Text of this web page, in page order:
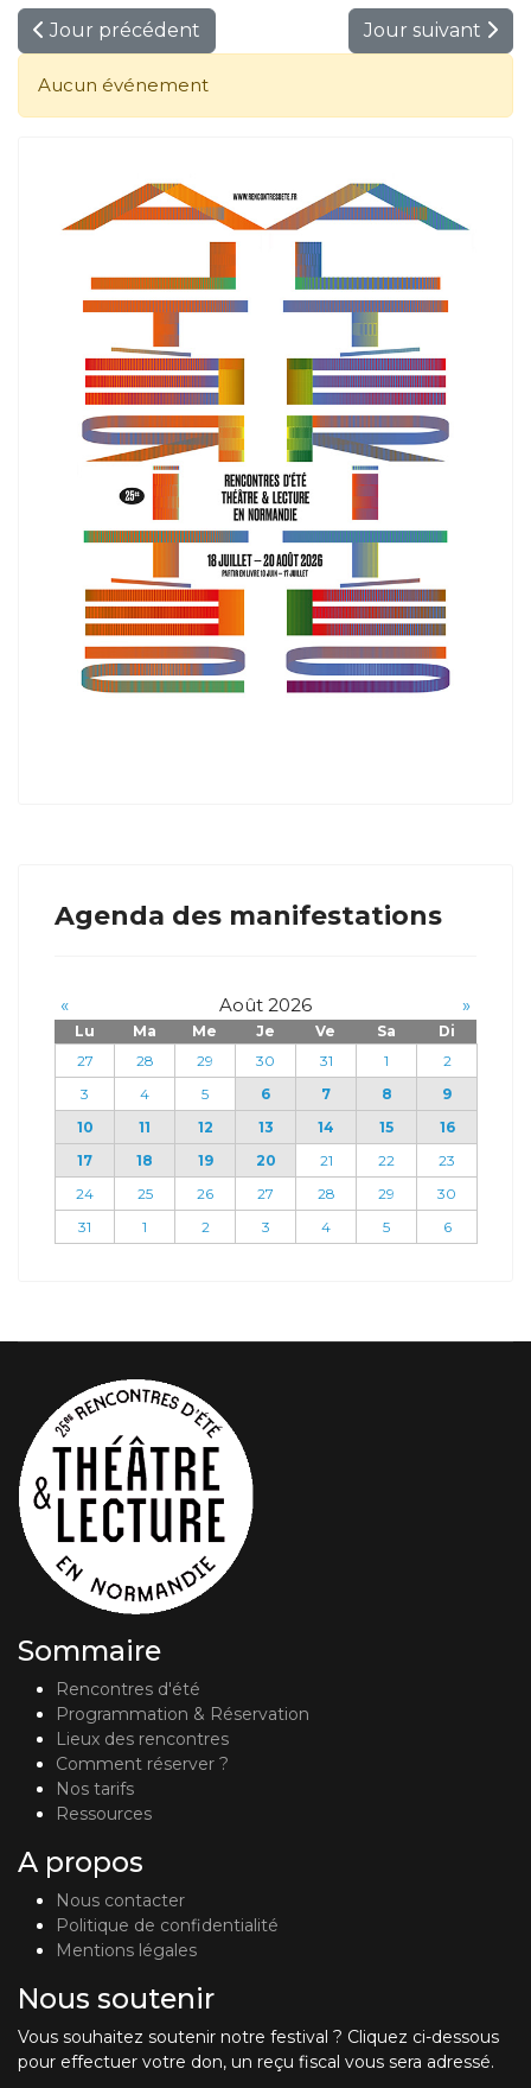
Jour précédent Jour suivant
Aucun événement
Agenda des manifestations
« Août 2026 »
Lu Ma Me Je Ve Sa
Di
27
28 29 30 31 1
2
3
4 5 6 7 8
9
10
11 12 13 14 15
16
17
18 19 20 21 22
23
24
25 26 27 28 29
30
31
1 2 3 4 5 6
Sommaire
Rencontres d'été
Programmation & Réservation
Lieux des rencontres
Comment réserver ?
Nos tarifs
Ressources
A propos
Nous contacter
Politique de confidentialité
Mentions légales
Nous soutenir
Vous souhaitez soutenir notre festival ? Cliquez ci-dessous
pour effectuer votre don, un reçu fiscal vous sera adressé.